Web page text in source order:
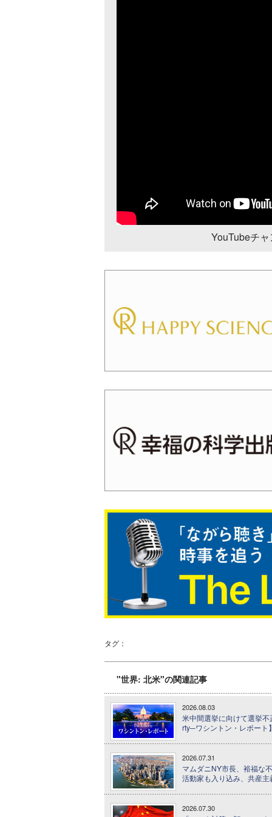
YouTubeチ
タグ：
"世界: 北米"の関連記事
2026.08.03
米中間選挙に向けて選挙
rty─ワシントン・レポート
2026.07.31
マムダニNY市長、裕福な
活動家も入り込み、共産主
2026.07.30